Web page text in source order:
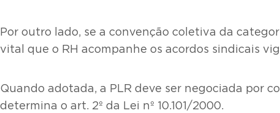
Por outro lado, se a convenção coletiva da
vital que o RH acompanhe os acordos sindicais
Quando adotada, a PLR deve ser negociada por
determina o art. 2º da Lei nº 10.101/2000.